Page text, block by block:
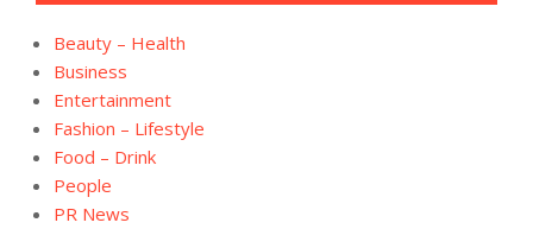
Beauty – Health
Business
Entertainment
Fashion – Lifestyle
Food – Drink
People
PR News